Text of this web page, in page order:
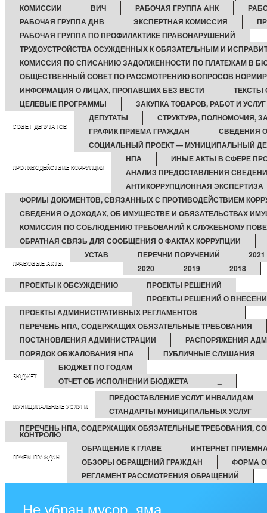
КОМИССИИ
ВИЧ РАБОЧАЯ ГРУППА АНК
РАБОЧАЯ ГРУППА ДНВ
ЭКСПЕРТНАЯ КОМИССИЯ
РАБОЧАЯ ГРУППА ПО ПРОФИЛАКТИКЕ ПРАВОНАРУШЕНИЙ
ТРУДОУСТРОЙСТВА ОСУЖДЕННЫХ К ОБЯЗАТЕЛЬНЫМ И
КОМИССИЯ ПО СПИСАНИЮ ЗАДОЛЖЕННОСТИ ПО ПЛАТЕЖАМ В
ОБЩЕСТВЕННЫЙ СОВЕТ ПО РАССМОТРЕНИЮ ВОПРОСОВ
ИНФОРМАЦИЯ О ЛИЦАХ, ПРОПАВШИХ БЕЗ ВЕСТИ
ТЕКСТЫ
ЦЕЛЕВЫЕ ПРОГРАММЫ
ЗАКУПКА ТОВАРОВ, РАБОТ И УСЛУГ
СОВЕТ ДЕПУТАТОВ
ДЕПУТАТЫ
СТРУКТУРА, ПОЛНОМОЧИЯ,
ГРАФИК ПРИЁМА ГРАЖДАН
СВЕДЕНИЯ
СОЦИАЛЬНЫЙ ПРОЕКТ — МУНИЦИПАЛЬНЫЙ
ПРОТИВОДЕЙСТВИЕ КОРРУПЦИИ
НПА
ИНЫЕ АКТЫ В СФЕРЕ
АНАЛИЗ ПРЕДОСТАВЛЕНИЯ
АНТИКОРРУПЦИОННАЯ ЭКСПЕРТИЗА
ФОРМЫ ДОКУМЕНТОВ, СВЯЗАННЫХ С ПРОТИВОДЕЙСТВИЕМ
СВЕДЕНИЯ О ДОХОДАХ, ОБ ИМУЩЕСТВЕ И ОБЯЗАТЕЛЬСТВАХ
КОМИССИЯ ПО СОБЛЮДЕНИЮ ТРЕБОВАНИЙ К СЛУЖЕБНОМУ
ОБРАТНАЯ СВЯЗЬ ДЛЯ СООБЩЕНИЯ О ФАКТАХ КОРРУПЦИИ
ПРАВОВЫЕ АКТЫ
УСТАВ ПЕРЕЧНИ ПОРУЧЕНИЙ
2021
2020
2019
2018
ПРОЕКТЫ К ОБСУЖДЕНИЮ
ПРОЕКТЫ РЕШЕНИЙ
ПРОЕКТЫ РЕШЕНИЙ О
ПРОЕКТЫ АДМИНИСТРАТИВНЫХ РЕГЛАМЕНТОВ
ПЕРЕЧЕНЬ НПА, СОДЕРЖАЩИХ ОБЯЗАТЕЛЬНЫЕ ТРЕБОВАНИЯ
ПОСТАНОВЛЕНИЯ АДМИНИСТРАЦИИ
РАСПОРЯЖЕНИЯ
ПОРЯДОК ОБЖАЛОВАНИЯ НПА
ПУБЛИЧНЫЕ СЛУШАНИЯ
БЮДЖЕТ
БЮДЖЕТ ПО ГОДАМ
ОТЧЕТ ОБ ИСПОЛНЕНИИ БЮДЖЕТА
МУНИЦИПАЛЬНЫЕ УСЛУГИ
ПРЕДОСТАВЛЕНИЕ УСЛУГ ИНВАЛИДАМ
СТАНДАРТЫ МУНИЦИПАЛЬНЫХ УСЛУГ
ПЕРЕЧЕНЬ НПА, СОДЕРЖАЩИХ ОБЯЗАТЕЛЬНЫЕ ТРЕБОВАНИЯ,
КОНТРОЛЮ
ПРИЕМ ГРАЖДАН
ОБРАЩЕНИЕ К ГЛАВЕ
ИНТЕРНЕТ
ОБЗОРЫ ОБРАЩЕНИЙ ГРАЖДАН
ФОРМА
РЕГЛАМЕНТ РАССМОТРЕНИЯ ОБРАЩЕНИЙ
Не убран мусор, яма